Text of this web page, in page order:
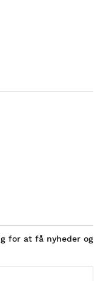
for at få nyheder og